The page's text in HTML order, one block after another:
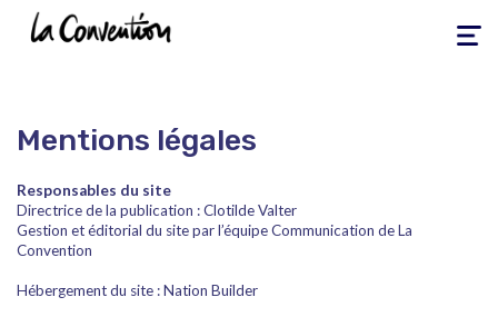
Toggle
Mentions légales
Responsables du site
Directrice de la publication : Clotilde Valter
Gestion et éditorial du site par l’équipe Communication de La
Convention
Hébergement du site : Nation Builder